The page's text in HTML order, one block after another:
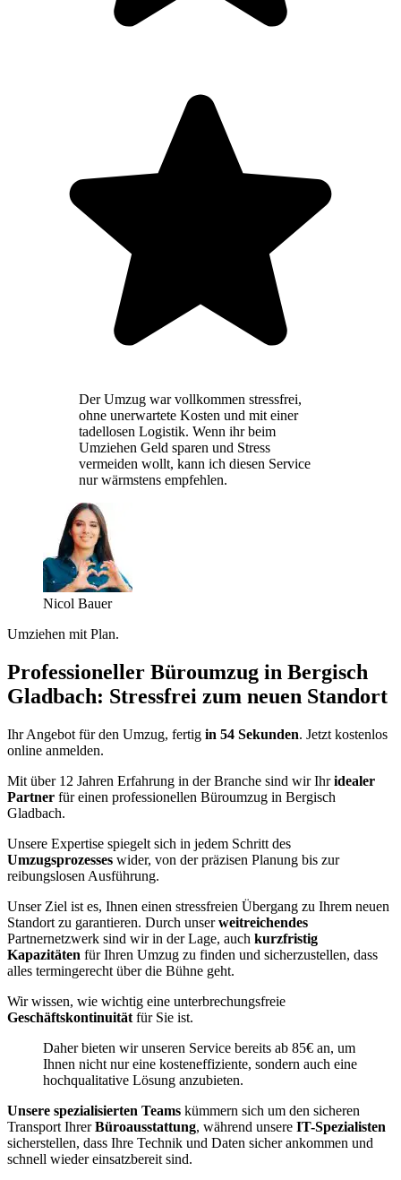
Der Umzug war vollkommen stressfrei,
ohne unerwartete Kosten und mit einer
tadellosen Logistik. Wenn ihr beim
Umziehen Geld sparen und Stress
vermeiden wollt, kann ich diesen Service
nur wärmstens empfehlen.
Nicol Bauer
Umziehen mit Plan.
Professioneller Büroumzug in Bergisch
Gladbach: Stressfrei zum neuen Standort
Ihr Angebot für den Umzug, fertig in 54 Sekunden. Jetzt kostenlos
online anmelden.
Mit über 12 Jahren Erfahrung in der Branche sind wir Ihridealer
Partner für einen professionellen Büroumzug in Bergisch
Gladbach.
Unsere Expertise spiegelt sich in jedem Schritt des
Umzugsprozesses wider, von der präzisen Planung bis zur
reibungslosen Ausführung.
Unser Ziel ist es, Ihnen einen stressfreien Übergang zu Ihrem neuen
Standort zu garantieren. Durch unserweitreichendes
Partnernetzwerk sind wir in der Lage, auch kurzfristig
Kapazitäten für Ihren Umzug zu finden und sicherzustellen, dass
alles termingerecht über die Bühne geht.
Wir wissen, wie wichtig eine unterbrechungsfreie
Geschäftskontinuität für Sie ist.
Daher bieten wir unseren Service bereits ab 85€ an, um
Ihnen nicht nur eine kosteneffiziente, sondern auch eine
hochqualitative Lösung anzubieten.
Unsere spezialisierten Teams kümmern sich um den sicheren
Transport IhrerBüroausstattung, während unsere IT-Spezialisten
sicherstellen, dass Ihre Technik und Daten sicher ankommen und
schnell wieder einsatzbereit sind.